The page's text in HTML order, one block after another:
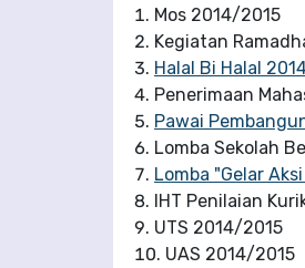
Mos 2014/2015
Kegiatan
Halal Bi Halal
Penerimaan
Pawai
Lomba Sekolah
Lomba "Gelar
IHT Penilaian
UTS 2014/2015
UAS 2014/2015